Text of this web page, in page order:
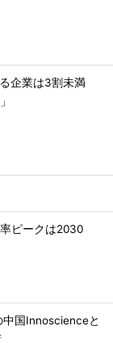
企業は3割未満
ピークは2030
国Innoscienceと